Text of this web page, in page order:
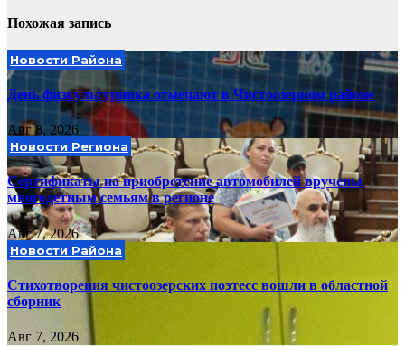
Похожая запись
Новости Района
День физкультурника отмечают в Чистоозерном районе
Авг 8, 2026
Новости Региона
Сертификаты на приобретение автомобилей вручены
многодетным семьям в регионе
Авг 7, 2026
Новости Района
Стихотворения чистоозерских поэтесс вошли в областной
сборник
Авг 7, 2026